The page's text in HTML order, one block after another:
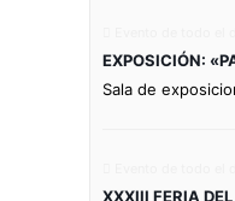
EXPOSICIÓN:
Sala de
XXXIII FERIA